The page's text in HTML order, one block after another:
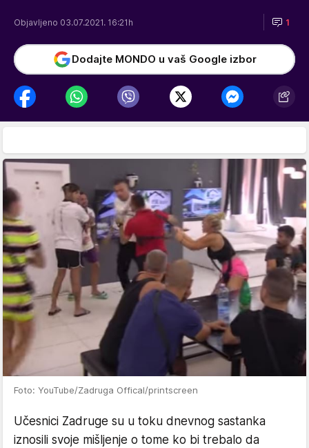
Objavljeno 03.07.2021. 16:21h 1
Dodajte MONDO u vaš Google izbor
Foto: YouTube/Zadruga Offical/printscreen
Učesnici Zadruge su u toku dnevnog sastanka
iznosili svoje mišljenje o tome ko bi trebalo da